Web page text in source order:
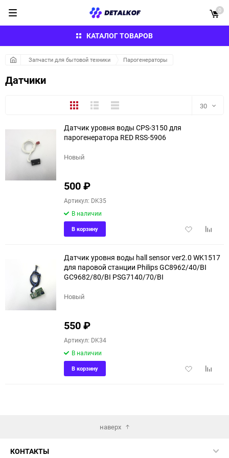
КАТАЛОГ ТОВАРОВ
0
Запчасти для бытовой техники Парогенераторы
Датчики
ПлиткаПодробноКомпактно 30
Датчик уровня воды CPS-3150 для
парогенератора RED RSS-5906
Новый
500₽
Артикул: DK35
В наличии
Добавить
В корзину
Датчик уровня воды hall sensor ver2.0 WK1517
для паровой станции Philips GC8962/40/BI
GC9682/80/BI PSG7140/70/BI
Новый
550₽
Артикул: DK34
В наличии
Добавить
В корзину
наверх
КОНТАКТЫ